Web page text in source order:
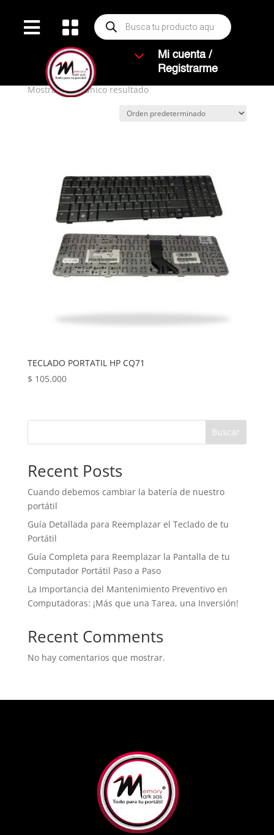
  Búsqueda
de
productos
3
Mi cuenta /
Registrarme
/ Productos etiquetados “CQ71”
CQ71
Mostrando el único resultado
TECLADO PORTATIL HP CQ71
$ 105.000
Buscar
Recent Posts
Cuando debemos cambiar la batería de nuestro
portátil
Guía Detallada para Reemplazar el Teclado de tu
Portátil
Guía Completa para Reemplazar la Pantalla de tu
Computador Portátil Paso a Paso
La Importancia del Mantenimiento Preventivo en
Computadoras: ¡Más que una Tarea, una Inversión!
Recent Comments
No hay comentarios que mostrar.